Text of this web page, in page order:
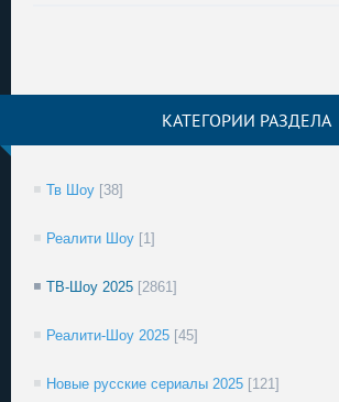
КАТЕГОРИИ РАЗДЕЛА
Тв Шоу [38]
Реалити Шоу [1]
ТВ-Шоу 2025 [2861]
Реалити-Шоу 2025 [45]
Новые русские сериалы 2025 [121]